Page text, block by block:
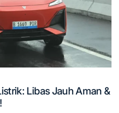
Libas Jauh Aman &